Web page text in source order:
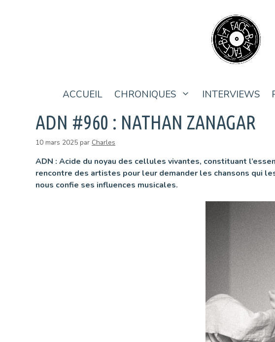
ACCUEIL CHRONIQUES INTERVIEWS
ADN #960 : NATHAN ZANAGAR
10 mars 2025 par Charles
ADN : Acide du noyau des cellules vivantes, constituant
rencontre des artistes pour leur demander les chansons qui
nous confie ses influences musicales.